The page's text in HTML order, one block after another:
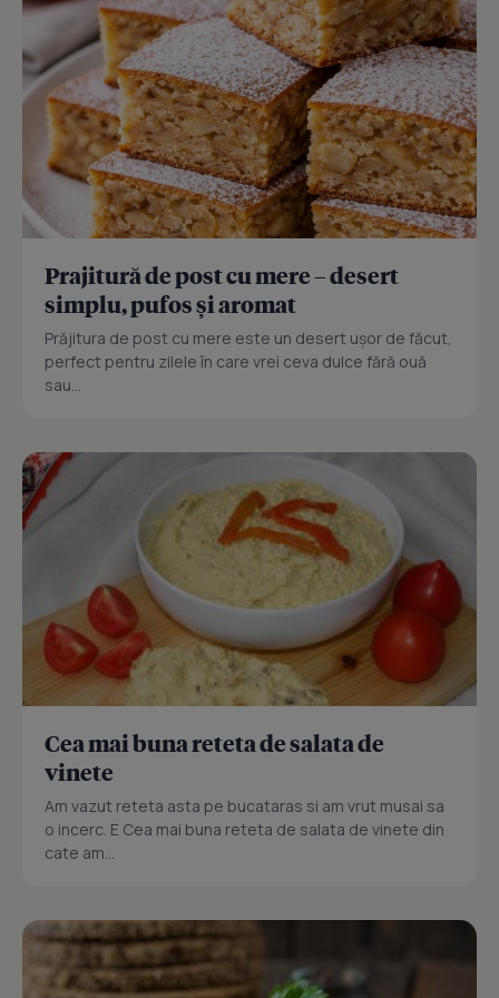
Prajitură de post cu mere – desert
simplu, pufos și aromat
Prăjitura de post cu mere este un desert ușor de făcut,
perfect pentru zilele în care vrei ceva dulce fără ouă
sau...
Cea mai buna reteta de salata de
vinete
Am vazut reteta asta pe bucataras si am vrut musai sa
o incerc. E Cea mai buna reteta de salata de vinete din
cate am...